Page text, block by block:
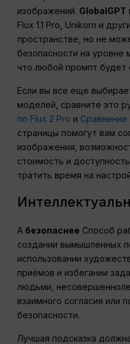
изображений. GlobalGPT
Flux 1.1 Pro, Unikorn и
пространстве, но не
безопасности на уровне
что любой промпт будет
Если вы все еще
моделей, сравните это
по Flux 2 Pro и Сравнение
страницы помогут вам
изображения,
стоимость и
тратить время на
A безопаснее Способ
создании вымышленных
использовании
приёмов и избегании
людьми,
взаимного согласия или
безопасности.
Лучшая подсказка